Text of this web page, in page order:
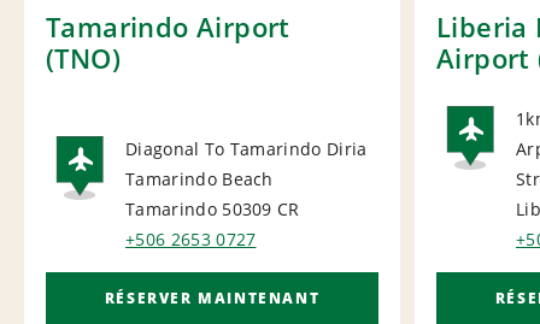
Tamarindo Airport
(TNO)
AIRPORT
Diagonal To Tamarindo Diria
Tamarindo Beach
Tamarindo 50309 CR
+506 2653 0727
RÉSERVER MAINTENANT
Liberia
Airport